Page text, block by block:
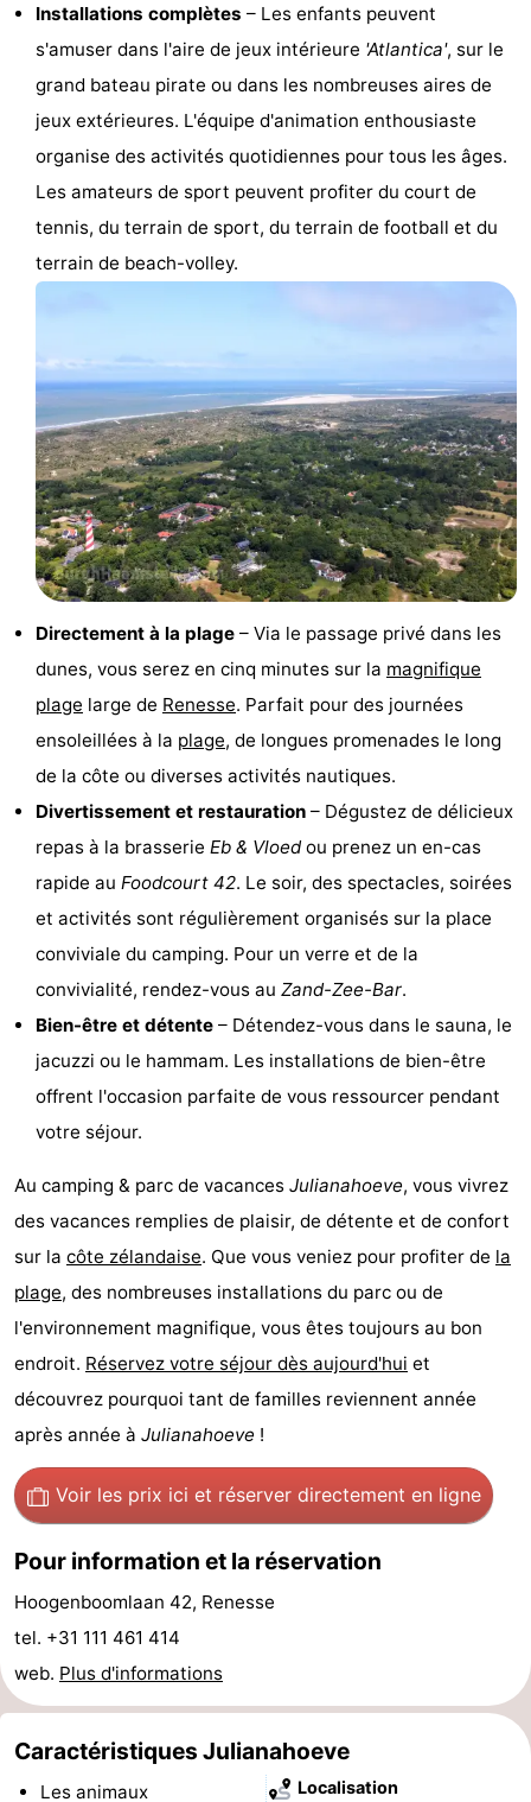
Monuments
Églises
Moulins
Points
Attractions
de
jeux
Aires
de
jeux
intérieures
Bowling
Parcours
de
golf
Centres
de
être
Villages
villes
Visites
guidées
Sports
Faire
vélo
Équitation
de
Surfen
Observation
des
phoques
Boire
et
Événements
Forum
Route
Stationnement
Courtier
Adresses
Médicales
Région
Hollande-
Installations complètes – Les enfants peuvent
s'amuser dans l'aire de jeux intérieure 'Atlantica', sur le
grand bateau pirate ou dans les nombreuses aires de
jeux extérieures. L'équipe d'animation enthousiaste
organise des activités quotidiennes pour tous les âges.
Les amateurs de sport peuvent profiter du court de
tennis, du terrain de sport, du terrain de football et du
terrain de beach-volley.
Directement à la plage – Via le passage privé dans les
dunes, vous serez en cinq minutes sur la magnifique
plage large de Renesse. Parfait pour des journées
ensoleillées à la plage, de longues promenades le long
de la côte ou diverses activités nautiques.
Divertissement et restauration – Dégustez de délicieux
repas à la brasserie Eb & Vloedou prenez un en-cas
rapide au Foodcourt 42. Le soir, des spectacles, soirées
et activités sont régulièrement organisés sur la place
conviviale du camping. Pour un verre et de la
convivialité, rendez-vous au Zand-Zee-Bar.
Bien-être et détente – Détendez-vous dans le sauna, le
jacuzzi ou le hammam. Les installations de bien-être
offrent l'occasion parfaite de vous ressourcer pendant
votre séjour.
Au camping & parc de vacances Julianahoeve, vous vivrez
des vacances remplies de plaisir, de détente et de confort
sur la côte zélandaise. Que vous veniez pour profiter de la
plage, des nombreuses installations du parc ou de
l'environnement magnifique, vous êtes toujours au bon
endroit. Réservez votre séjour dès aujourd'hui et
découvrez pourquoi tant de familles reviennent année
après année à Julianahoeve !
Voir les prix ici et réserver directement en ligne
Pour information et la réservation
Hoogenboomlaan 42, Renesse
tel. +31 111 461 414
web. Plus d'informations
Caractéristiques Julianahoeve
Les animaux Localisation